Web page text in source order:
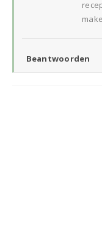
Beantwoorden